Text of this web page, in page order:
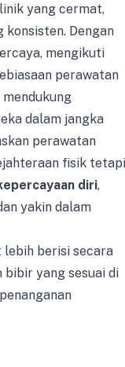
yang cermat,
konsisten. Dengan
mengikuti
perawatan
dalam jangka
perawatan
fisik tetapi
diri,
yakin dalam
berisi secara
yang sesuai di